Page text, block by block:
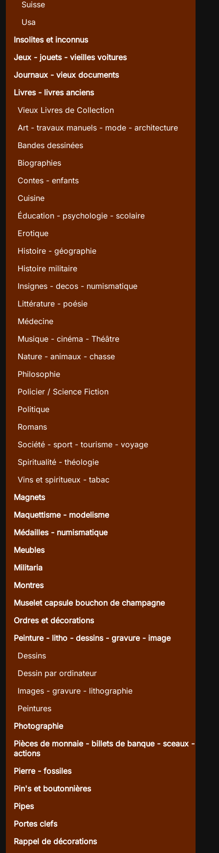
Suisse
Usa
Insolites et inconnus
Jeux - jouets - vieilles voitures
Journaux - vieux documents
Livres - livres anciens
Vieux Livres de Collection
Art - travaux manuels - mode - architecture
Bandes dessinées
Biographies
Contes - enfants
Cuisine
Éducation - psychologie - scolaire
Erotique
Histoire - géographie
Histoire militaire
Insignes - decos - numismatique
Littérature - poésie
Médecine
Musique - cinéma - Théâtre
Nature - animaux - chasse
Philosophie
Policier / Science Fiction
Politique
Romans
Société - sport - tourisme - voyage
Spiritualité - théologie
Vins et spiritueux - tabac
Magnets
Maquettisme - modelisme
Médailles - numismatique
Meubles
Militaria
Montres
Muselet capsule bouchon de champagne
Ordres et décorations
Peinture - litho - dessins - gravure - image
Dessins
Dessin par ordinateur
Images - gravure - lithographie
Peintures
Photographie
Pièces de monnaie - billets de banque - sceaux -
actions
Pierre - fossiles
Pin's et boutonnières
Pipes
Portes clefs
Rappel de décorations